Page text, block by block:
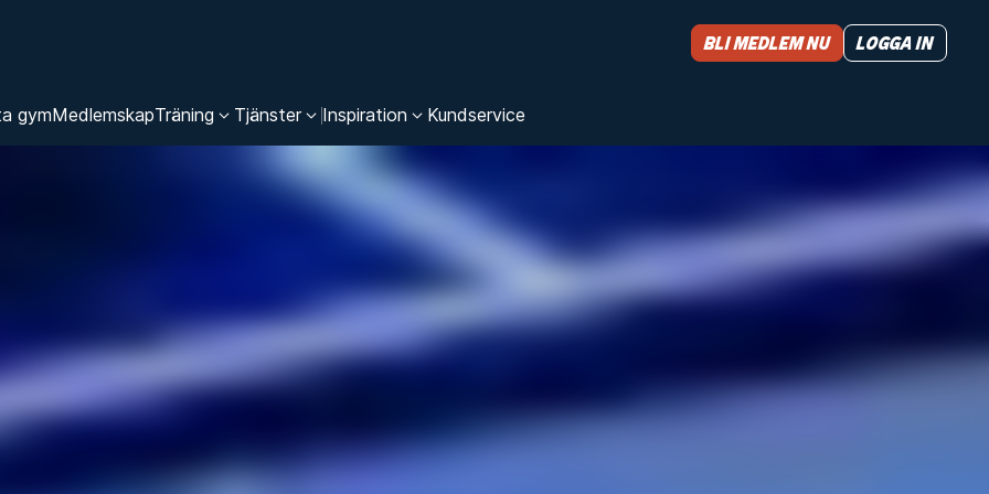
gymMedlemskapTräning Tjänster Inspiration Kundservice
Bli medlem nu Logga in